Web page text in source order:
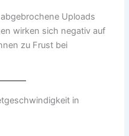
Uploads
wirken sich negativ auf
zu Frust bei
in